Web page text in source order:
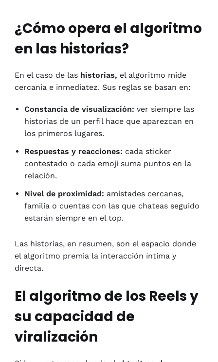
¿Cómo opera el algoritmo
en las historias?
En el caso de las historias, el algoritmo mide
cercanía e inmediatez. Sus reglas se basan en:
Constancia de visualización: ver siempre las
historias de un perfil hace que aparezcan en
los primeros lugares.
Respuestas y reacciones: cada sticker
contestado o cada emoji suma puntos en la
relación.
Nivel de proximidad: amistades cercanas,
familia o cuentas con las que chateas seguido
estarán siempre en el top.
Las historias, en resumen, son el espacio donde
el algoritmo premia la interacción íntima y
directa.
El algoritmo de los Reels y
su capacidad de
viralización